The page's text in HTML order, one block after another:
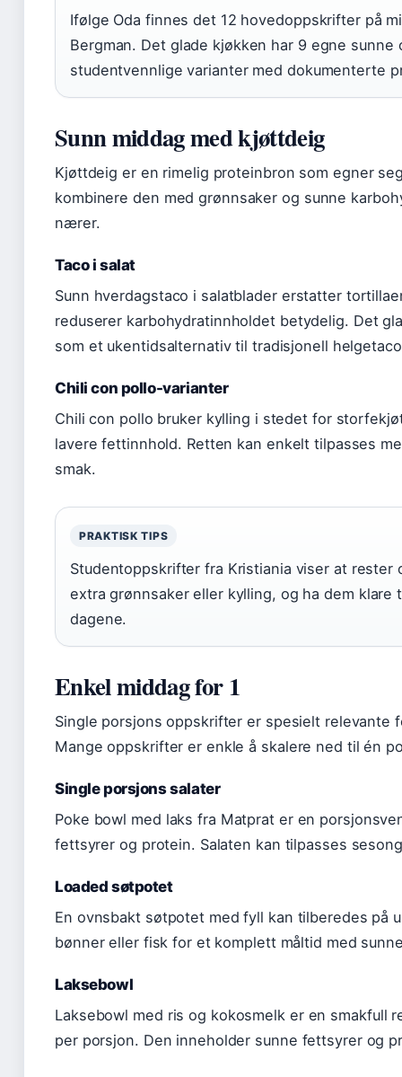
Ifølge Oda finnes det 12 hovedoppskrifter på
Bergman. Det glade kjøkken har 9 egne
studentvennlige varianter med dokumenterte
Sunn middag med kjøttdeig
Kjøttdeig er en rimelig proteinbron som egner
kombinere den med grønnsaker og sunne
nærer.
Taco i salat
Sunn hverdagstaco i salatblader erstatter
reduserer karbohydratinnholdet betydelig. Det
som et ukentidsalternativ til tradisjonell
Chili con pollo-varianter
Chili con pollo bruker kylling i stedet for
lavere fettinnhold. Retten kan enkelt tilpasses
smak.
PRAKTISK TIPS
Studentoppskrifter fra Kristiania viser at rester
extra grønnsaker eller kylling, og ha dem klare
dagene.
Enkel middag for 1
Single porsjons oppskrifter er spesielt relevante
Mange oppskrifter er enkle å skalere ned til én
Single porsjons salater
Poke bowl med laks fra Matprat er en
fettsyrer og protein. Salaten kan tilpasses
Loaded søtpotet
En ovnsbakt søtpotet med fyll kan tilberedes på
bønner eller fisk for et komplett måltid med
Laksebowl
Laksebowl med ris og kokosmelk er en smakfull
per porsjon. Den inneholder sunne fettsyrer og